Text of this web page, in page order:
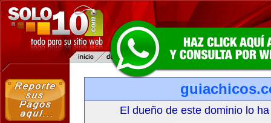
El dueño de este dominio lo